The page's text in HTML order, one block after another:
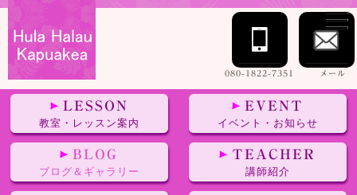
080-1822-7351 メール
LESSON
教室・レッスン案内
EVENT
イベント・お知らせ
BLOG
ブログ＆ギャラリー
TEACHER
講師紹介